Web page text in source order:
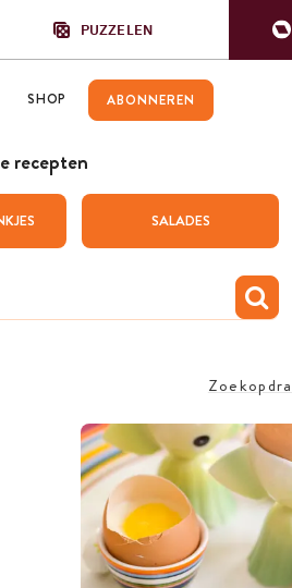
PUZZELEN
SHOP ABONNEREN
recepten
SALADES